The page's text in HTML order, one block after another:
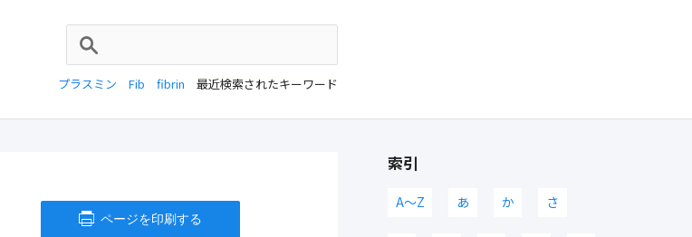
最近検索されたキーワード
プラスミン Fib fibrin
ページを印刷する
索引
A〜Z あ か さ